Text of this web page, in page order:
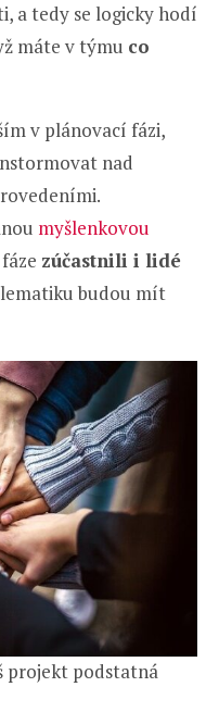
a tedy se logicky hodí
máte v týmu co
v plánovací fázi,
nad
myšlenkovou
zúčastnili i lidé
budou mít
projekt podstatná